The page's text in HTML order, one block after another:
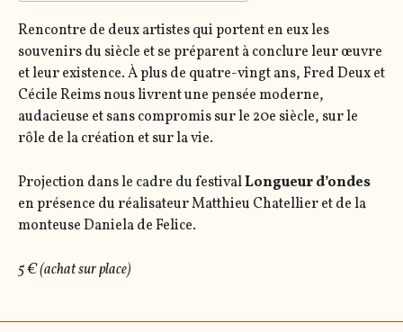
Télécharger ICS Calendrier Google
Rencontre de deux artistes qui portent en eux les
souvenirs du siècle et se préparent à conclure leur œuvre
et leur existence. À plus de quatre-vingt ans, Fred Deux et
Cécile Reims nous livrent une pensée moderne,
audacieuse et sans compromis sur le 20e siècle, sur le
rôle de la création et sur la vie.
Projection dans le cadre du festivalLongueur d’ondes
en présence du réalisateur Matthieu Chatellier et de la
monteuse Daniela de Felice.
5 € (achat sur place)